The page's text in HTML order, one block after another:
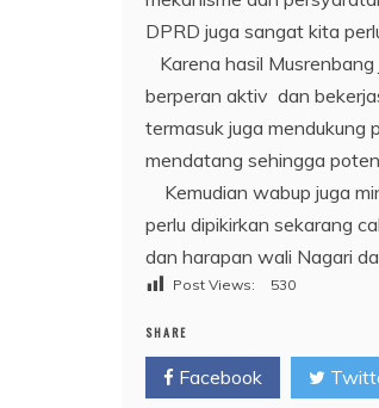
DPRD juga sangat kita
Karena hasil
berperan aktiv dan
termasuk juga mendukung
mendatang sehingga
Kemudian wabup juga
perlu dipikirkan sekarang
dan harapan wali Nagari
Post Views: 530
SHARE
Facebook